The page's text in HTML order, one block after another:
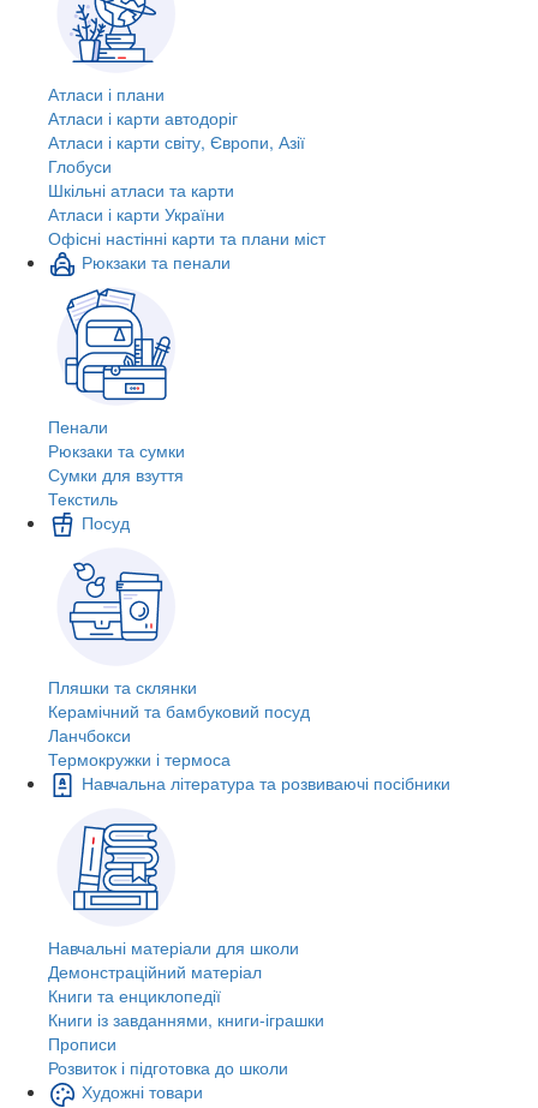
Атласи і плани
Атласи і карти автодоріг
Атласи і карти світу, Європи, Азії
Глобуси
Шкільні атласи та карти
Атласи і карти України
Офісні настінні карти та плани міст
Рюкзаки та пенали
Пенали
Рюкзаки та сумки
Сумки для взуття
Текстиль
Посуд
Пляшки та склянки
Керамічний та бамбуковий посуд
Ланчбокси
Термокружки і термоса
Навчальна література та розвиваючі посібники
Навчальні матеріали для школи
Демонстраційний матеріал
Книги та енциклопедії
Книги із завданнями, книги-іграшки
Прописи
Розвиток і підготовка до школи
Художні товари